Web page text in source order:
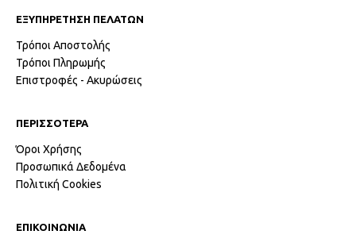
ΕΞΥΠΗΡΕΤΗΣΗ ΠΕΛΑΤΩΝ
Τρόποι Αποστολής
Τρόποι Πληρωμής
Επιστροφές - Ακυρώσεις
ΠΕΡΙΣΣΟΤΕΡΑ
Όροι Χρήσης
Προσωπικά Δεδομένα
Πολιτική Cookies
ΕΠΙΚΟΙΝΩΝΙΑ